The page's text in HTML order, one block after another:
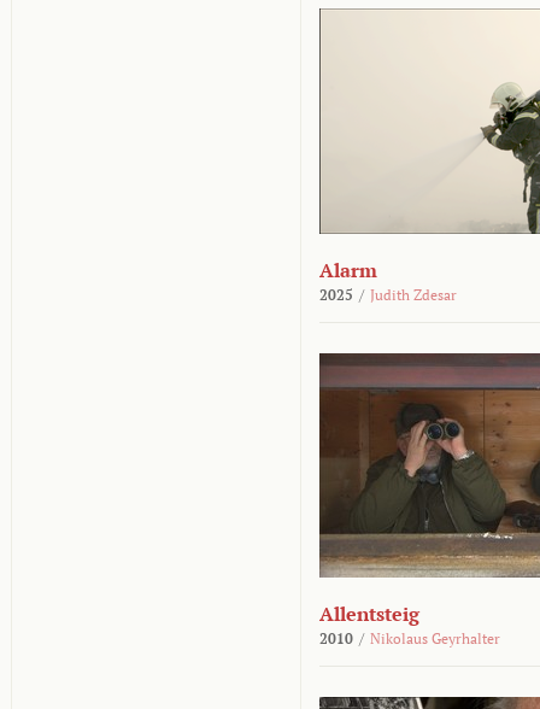
Alarm
2025 / Judith Zdesar
Allentsteig
2010 / Nikolaus Geyrhalter